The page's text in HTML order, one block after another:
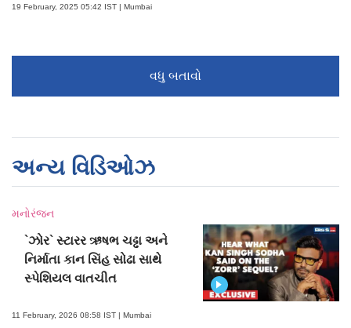
19 February, 2025 05:42 IST | Mumbai
વધુ બતાવો
અન્ય વિડિઓઝ
મનોરંજન
`ઝોર` સ્ટારર ઋષભ ચઢ્ઢા અને
નિર્માતા કાન સિંહ સોઢા સાથે
સ્પેશિયલ વાતચીત
11 February, 2026 08:58 IST | Mumbai